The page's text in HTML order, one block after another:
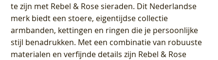
te zijn met Rebel & Rose sieraden. Dit Nederlandse
merk biedt een stoere, eigentijdse collectie
armbanden, kettingen en ringen die je persoonlijke
stijl benadrukken. Met een combinatie van robuuste
materialen en verfijnde details zijn Rebel & Rose